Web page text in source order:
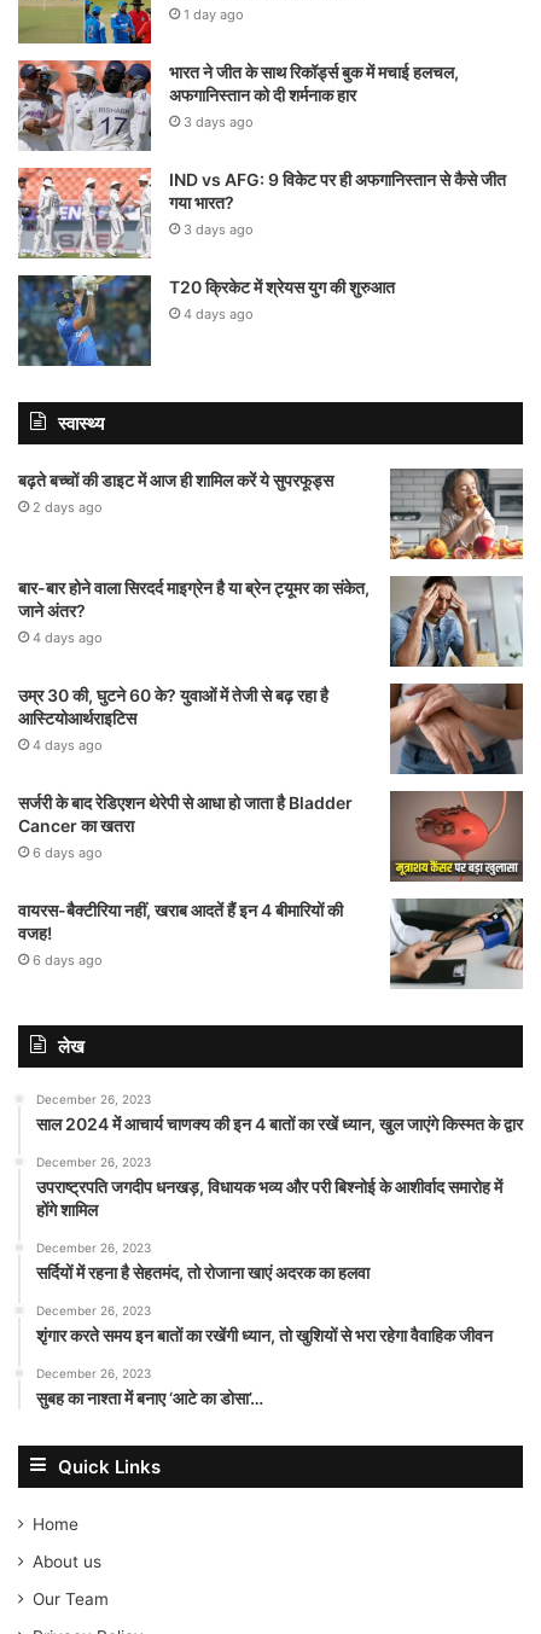
1 day ago
भारत ने जीत के साथ रिकॉर्ड्स बुक में मचाई हलचल,
अफगानिस्तान को दी शर्मनाक हार
3 days ago
IND vs AFG: 9 विकेट पर ही अफगानिस्तान से कैसे जीत
गया भारत?
3 days ago
T20 क्रिकेट में श्रेयस युग की शुरुआत
4 days ago
स्वास्थ्य
बढ़ते बच्चों की डाइट में आज ही शामिल करें ये सुपरफूड्स
2 days ago
बार-बार होने वाला सिरदर्द माइग्रेन है या ब्रेन ट्यूमर का संकेत,
जाने अंतर?
4 days ago
उम्र 30 की, घुटने 60 के? युवाओं में तेजी से बढ़ रहा है
आस्टियोआर्थराइटिस
4 days ago
सर्जरी के बाद रेडिएशन थेरेपी से आधा हो जाता है Bladder
Cancer का खतरा
6 days ago
वायरस-बैक्टीरिया नहीं, खराब आदतें हैं इन 4 बीमारियों की
वजह!
6 days ago
लेख
December 26, 2023
साल 2024 में आचार्य चाणक्य की इन 4 बातों का रखें ध्यान, खुल जाएंगे किस्मत के द्वार
December 26, 2023
उपराष्ट्रपति जगदीप धनखड़, विधायक भव्य और परी बिश्नोई के आशीर्वाद समारोह में
होंगे शामिल
December 26, 2023
सर्दियों में रहना है सेहतमंद, तो रोजाना खाएं अदरक का हलवा
December 26, 2023
शृंगार करते समय इन बातों का रखेंगी ध्यान, तो खुशियों से भरा रहेगा वैवाहिक जीवन
December 26, 2023
सुबह का नाश्ता में बनाए ‘आटे का डोसा’…
Quick Links
Home
About us
Our Team